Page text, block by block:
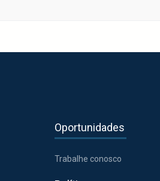
Oportunidades
Trabalhe conosco